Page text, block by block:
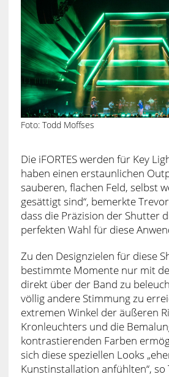
Foto: Todd Moffses
Die iFORTES werden für Key
haben einen erstaunlichen
sauberen, flachen Feld, selbst
gesättigt sind“, bemerkte
dass die Präzision der Shutter
perfekten Wahl für diese
Zu den Designzielen für diese
bestimmte Momente nur mit
direkt über der Band zu
völlig andere Stimmung zu
extremen Winkel der äußeren
Kronleuchters und die
kontrastierenden Farben
sich diese speziellen Looks
Kunstinstallation anfühlten“, so